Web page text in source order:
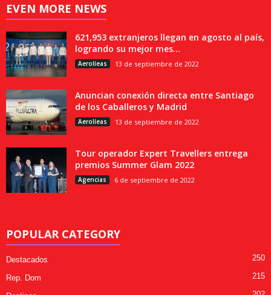
EVEN MORE NEWS
621,953 extranjeros llegan en agosto al país,
logrando su mejor mes...
Aerolíeas 13 de septiembre de 2022
Anuncian conexión directa entre Santiago
de los Caballeros y Madrid
Aerolíeas 13 de septiembre de 2022
Tour operador Expert Travellers entrega
premios Summer Glam 2022
Agencias 6 de septiembre de 2022
POPULAR CATEGORY
Destacados 250
Rep. Dom 215